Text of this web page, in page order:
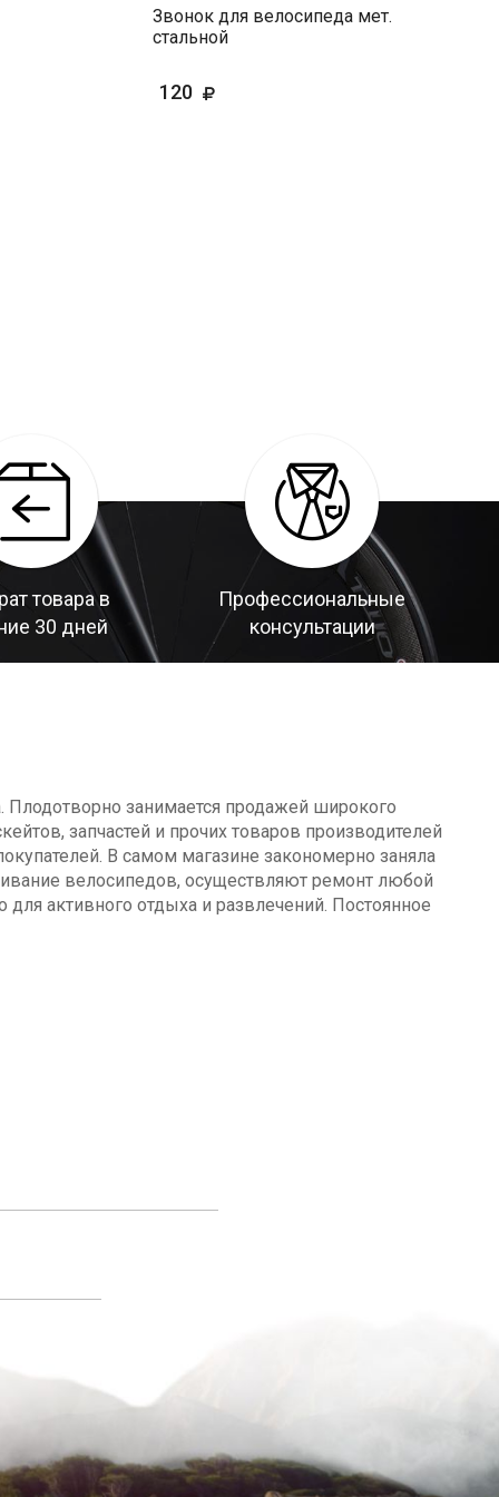
Звонок для велосипеда мет.
стальной
120
товара в
30 дней
Профессиональные
консультации
Плодотворно занимается продажей широкого
запчастей и прочих товаров производителей
В самом магазине закономерно заняла
велосипедов, осуществляют ремонт любой
для активного отдыха и развлечений. Постоянное